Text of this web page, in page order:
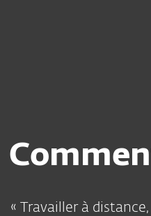
« Travailler à